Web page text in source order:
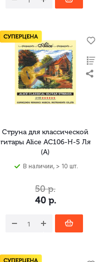
Струна для классической
гитары Alice AC106-H-5 Ля
(A)
В наличии, > 10 шт.
40р.
50р.